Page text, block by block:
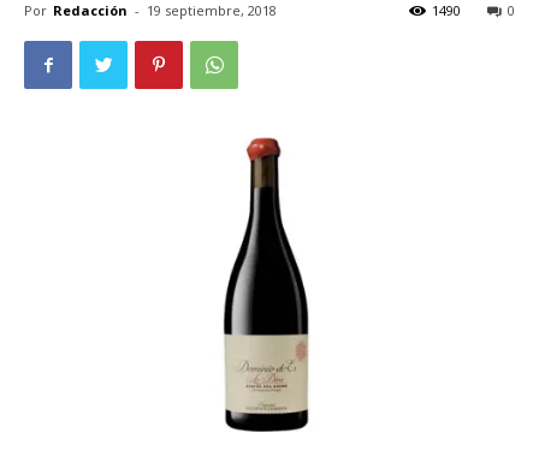
Por Redacción - 19 septiembre, 2018 0
1490